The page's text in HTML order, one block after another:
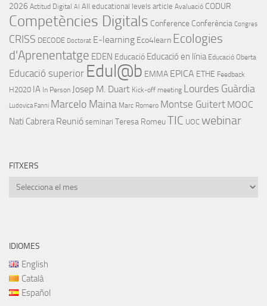
2026 Actitud Digital AI All educational levels article Avaluació CODUR
Competències Digitals Conference Conferència Congres
CRISS DECODE Doctorat E-learning Eco4learn Ecologies
d'Aprenentatge EDEN Educació Educació en línia Educació Oberta
Educació superior Edul@b EMMA EPICA ETHE Feedback
H2020 IA In Person Josep M. Duart Kick-off meeting Lourdes Guàrdia
Ludovica Fanni Marcelo Maina Marc Romero Montse Guitert MOOC
Nati Cabrera Reunió seminari Teresa RomeuTIC UOC webinar
FITXERS
Fitxers
IDIOMES
English
Català
Español